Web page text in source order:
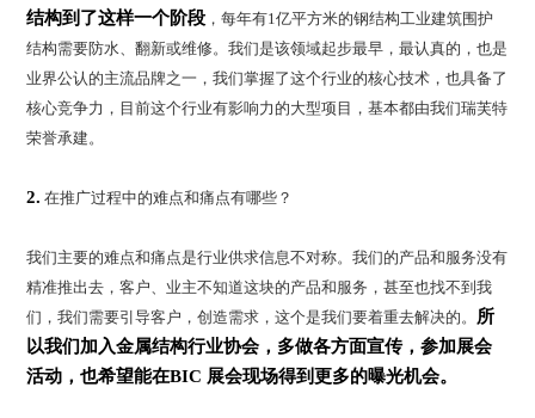
结构到了这样一个阶段 ，每年有1亿平方米的钢结构工业建筑围护
结构需要防水、翻新或维修。我们是该领域起步最早，最认真的，也是
业界公认的主流品牌之一，我们掌握了这个行业的核心技术，也具备了
核心竞争力，目前这个行业有影响力的大型项目，基本都由我们瑞芙特
荣誉承建。
2. 在推广过程中的难点和痛点有哪些？
我们主要的难点和痛点是行业供求信息不对称。我们的产品和服务没有
精准推出去，客户、业主不知道这块的产品和服务，甚至也找不到我
们，我们需要引导客户，创造需求，这个是我们要着重去解决的。 所
以我们加入金属结构行业协会，多做各方面宣传，参加展会
活动，也希望能在BIC 展会现场得到更多的曝光机会。